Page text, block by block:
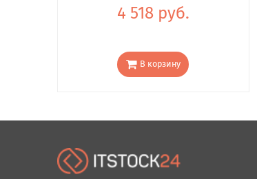
4 518 руб.
В корзину